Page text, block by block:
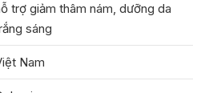
trợ giảm thâm nám, dưỡng da
sáng
Nam